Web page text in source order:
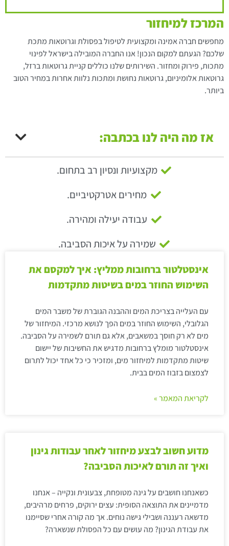
המרכז למיחזור
מחפשים חברה אמינה ומקצועית לטיפול בפסולת וגרוטאות מתכת
שלכם? הגעתם למקום הנכון! אנו החברה המובילה בישראל לפינוי
מתכות, פירוק ומחזור. השירותים שלנו כוללים קניית גרוטאות ברזל,
גרוטאות אלומיניום, גרוטאות נחושת ומתכות נלוות אחרות במחיר הטוב
ביותר.
אז מה היה לנו בכתבה:
מקצועיות ונסיון רב בתחום.
מחירים אטרקטיביים.
עבודה יעילה ומהירה.
שמירה על איכות הסביבה.
אינסטלטור ברחובות ממליץ: איך למקסם את
השימוש החוזר במים בשיטות מתקדמות
עם העלייה בצריכת המים וההבנה הגוברת של משבר המים
הגלובלי, השימוש החוזר במים הפך לנושא מרכזי. המיחזור של
מים לא רק חוסך במשאבים, אלא גם תורם לשמירה על הסביבה.
אינסטלטור מומלץ ברחובות מדגיש את החשיבות של יישום
שיטות מתקדמות למיחזור מים, ומזכיר כי כל אחד יכול לתרום
לצמצום בזבוז המים בבית.
לקריאת המאמר »
מדוע חשוב לבצע מיחזור לאחר עבודות גינון
ואיך זה תורם לאיכות הסביבה?
כשאנחנו חושבים על גינה מטופחת, צבעונית ונקייה – אנחנו
מדמיינים את התוצאה הסופית: עצים ירוקים, פרחים מרהיבים,
מדשאה רעננה ושבילי גישה נוחים. אך מה קורה אחרי שסיימנו
את עבודת הגינון? מה עושים עם כל הפסולת שנשארה?